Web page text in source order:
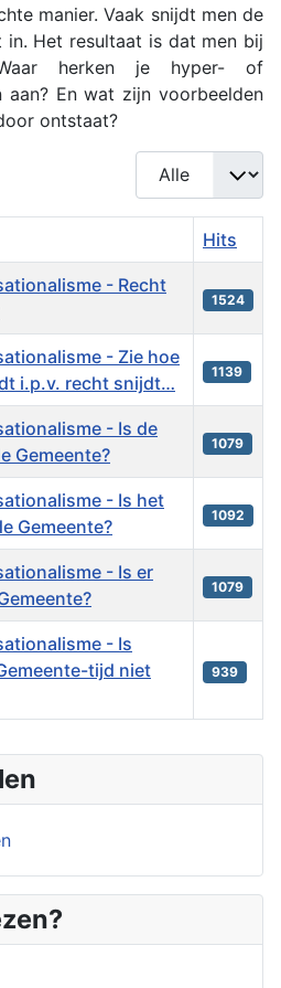
manier. Vaak snijdt men de
Het resultaat is dat men bij
herken je hyper- of
aan? En wat zijn voorbeelden
ontstaat?
Toon #
Hits
- Recht
1524
- Zie hoe
i.p.v. recht snijdt…
1139
- Is de
Gemeente?
1079
- Is het
Gemeente?
1092
- Is er
1079
- Is
tijd niet
939